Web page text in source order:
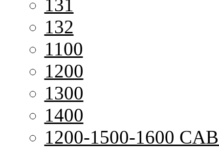
131
132
1100
1200
1300
1400
1200-1500-1600